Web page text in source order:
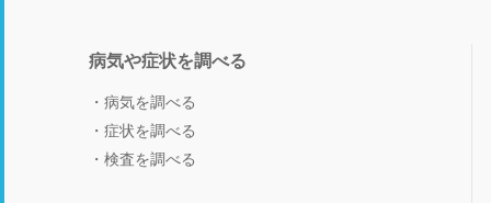
病気や症状を調べる
病気を調べる
症状を調べる
検査を調べる